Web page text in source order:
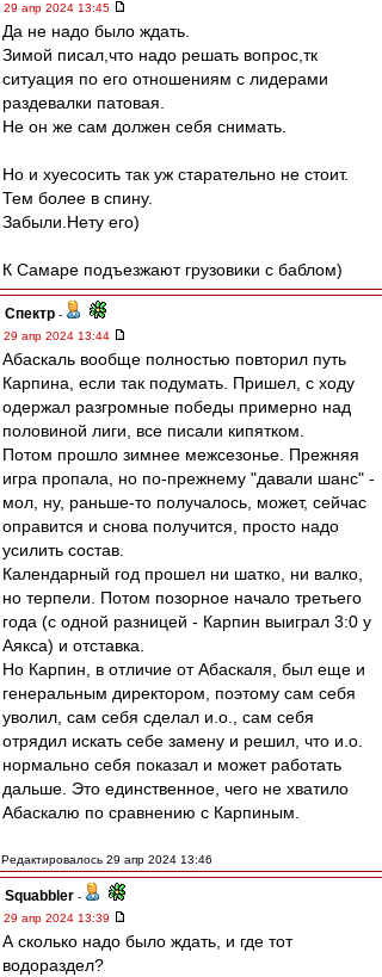
29 апр 2024 13:45
Да не надо было ждать.
Зимой писал,что надо решать вопрос,тк
ситуация по его отношениям с лидерами
раздевалки патовая.
Не он же сам должен себя снимать.
Но и хуесосить так уж старательно не стоит.
Тем более в спину.
Забыли.Нету его)
К Самаре подъезжают грузовики с баблом)
Спектр -
29 апр 2024 13:44
Абаскаль вообще полностью повторил путь
Карпина, если так подумать. Пришел, с ходу
одержал разгромные победы примерно над
половиной лиги, все писали кипятком.
Потом прошло зимнее межсезонье. Прежняя
игра пропала, но по-прежнему "давали шанс" -
мол, ну, раньше-то получалось, может, сейчас
оправится и снова получится, просто надо
усилить состав.
Календарный год прошел ни шатко, ни валко,
но терпели. Потом позорное начало третьего
года (с одной разницей - Карпин выиграл 3:0 у
Аякса) и отставка.
Но Карпин, в отличие от Абаскаля, был еще и
генеральным директором, поэтому сам себя
уволил, сам себя сделал и.о., сам себя
отрядил искать себе замену и решил, что и.о.
нормально себя показал и может работать
дальше. Это единственное, чего не хватило
Абаскалю по сравнению с Карпиным.
Редактировалось 29 апр 2024 13:46
Squabbler -
29 апр 2024 13:39
А сколько надо было ждать, и где тот
водораздел?